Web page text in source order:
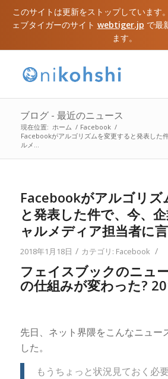
このサイトは更新をストップしています
ェブタイガーのサイト webtiger.jp で最
ます。
ブログ - 最近のニュース
現在位置: ホーム / Facebook /
Facebookがアルゴリズムを変更すると発表した
ルメ...
Facebookがアルゴリズ
と発表した件で、今、
ャルメディア担当者に
2018年1月18日 / カテゴリ: Facebook /
フェイスブックのニュ
の仕組みが変わった?
先日、ネット界隈をこんなニュー
した。
もうちょっと状況見ておく必